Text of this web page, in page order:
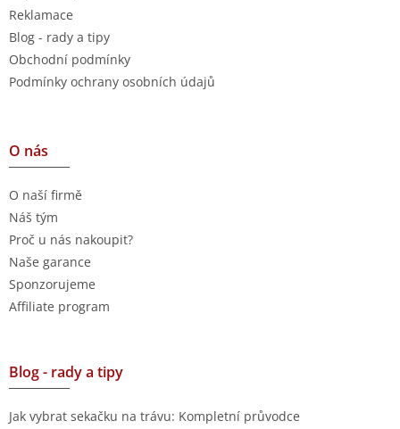
Reklamace
Blog - rady a tipy
Obchodní podmínky
Podmínky ochrany osobních údajů
O nás
O naší firmě
Náš tým
Proč u nás nakoupit?
Naše garance
Sponzorujeme
Affiliate program
Blog - rady a tipy
Jak vybrat sekačku na trávu: Kompletní průvodce